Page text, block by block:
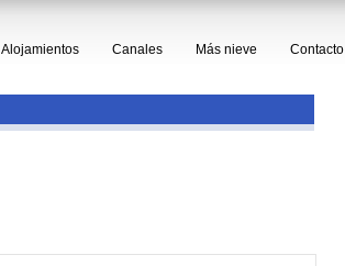
Alojamientos Canales Más nieve Contacto